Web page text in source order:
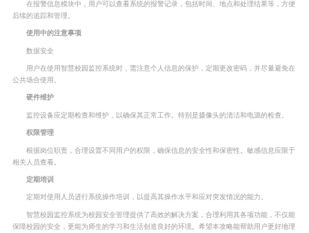
在报警信息模块中，用户可以查看系统的报警记录，包括时间、地点和处理结果等，方便
后续的追踪和管理。
使用中的注意事项
数据安全
用户在使用智慧校园监控系统时，需注意个人信息的保护，定期更改密码，并尽量避免在
公共场合使用。
硬件维护
监控设备应定期检查和维护，以确保其正常工作。特别是摄像头的清洁和电源的检查。
权限管理
根据岗位职责，合理设置不同用户的权限，确保信息的安全性和保密性。敏感信息应限于
相关人员查看。
定期培训
定期对使用人员进行系统操作培训，以提高其操作水平和应对突发情况的能力。
智慧校园监控系统为校园安全管理提供了高效的解决方案，合理利用其各项功能，不仅能
保障校园的安全，更能为师生的学习和生活创造良好的环境。希望本攻略能帮助用户更好地理